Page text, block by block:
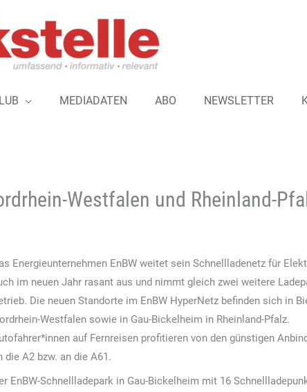
MEDIADATEN ABO NEWSLETTER
Westfalen und Rheinland-
Energieunternehmen EnBW weitet sein Schnellladenetz für
im neuen Jahr rasant aus und nimmt gleich zwei weitere
Die neuen Standorte im EnBW HyperNetz befinden sich in
Westfalen sowie in Gau-Bickelheim in Rheinland-Pfalz.
auf Fernreisen profitieren von den günstigen
die A2 bzw. an die A61.
EnBW-Schnellladepark in Gau-Bickelheim mit 16